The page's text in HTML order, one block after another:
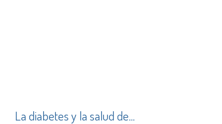
La diabetes y la salud de...